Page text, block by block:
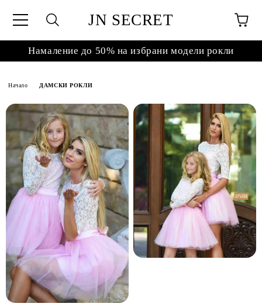
JN SECRET
Намаление до 50% на избрани модели рокли
Начало ДАМСКИ РОКЛИ